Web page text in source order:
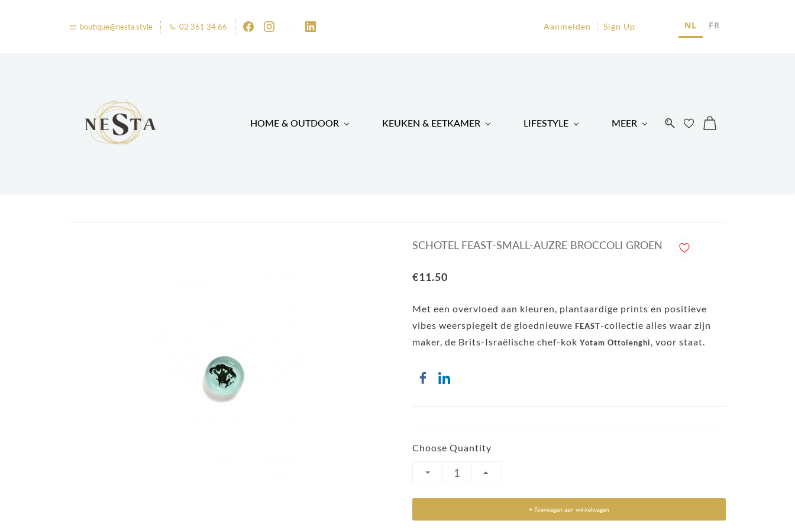
boutique@nesta.style 02 361 34 66 Aanmelden Sign Up NL FR
HOME & OUTDOOR KEUKEN & EETKAMER LIFESTYLE MEER
SCHOTEL FEAST-SMALL-AUZRE BROCCOLI GROEN
€11.50
Met een overvloed aan kleuren, plantaardige prints en positieve
vibes weerspiegelt de gloednieuwe FEAST-collectie alles waar zijn
maker, de Brits-Israëlische chef-kok Yotam Ottolenghi, voor staat.
Choose Quantity
+ Toevoegen aan winkelwagen